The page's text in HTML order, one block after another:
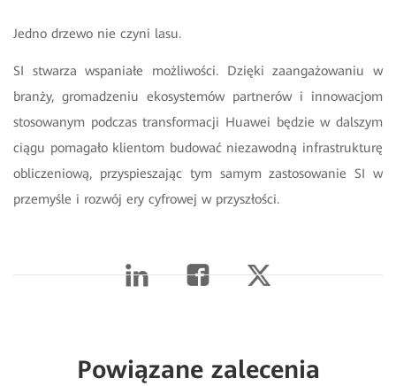
Jedno drzewo nie czyni lasu.
SI stwarza wspaniałe możliwości. Dzięki zaangażowaniu w
branży, gromadzeniu ekosystemów partnerów i innowacjom
stosowanym podczas transformacji Huawei będzie w dalszym
ciągu pomagało klientom budować niezawodną infrastrukturę
obliczeniową, przyspieszając tym samym zastosowanie SI w
przemyśle i rozwój ery cyfrowej w przyszłości.
Powiązane zalecenia